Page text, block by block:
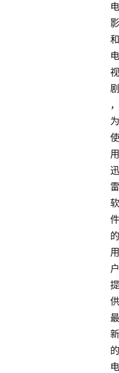
电
影
和
电
视
剧
，
为
使
用
迅
雷
软
件
的
用
户
提
供
最
新
的
电